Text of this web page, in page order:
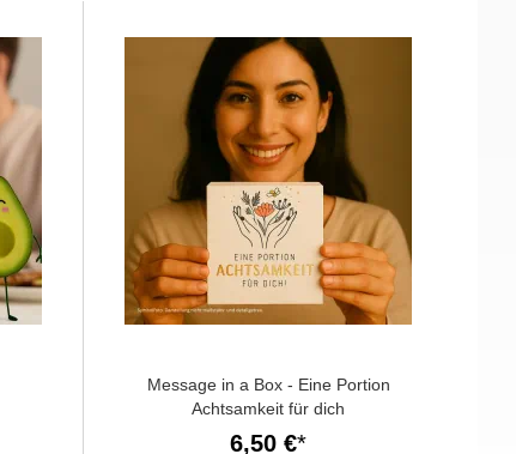
Message in a Box - Eine Portion
Achtsamkeit für dich
6,50 €